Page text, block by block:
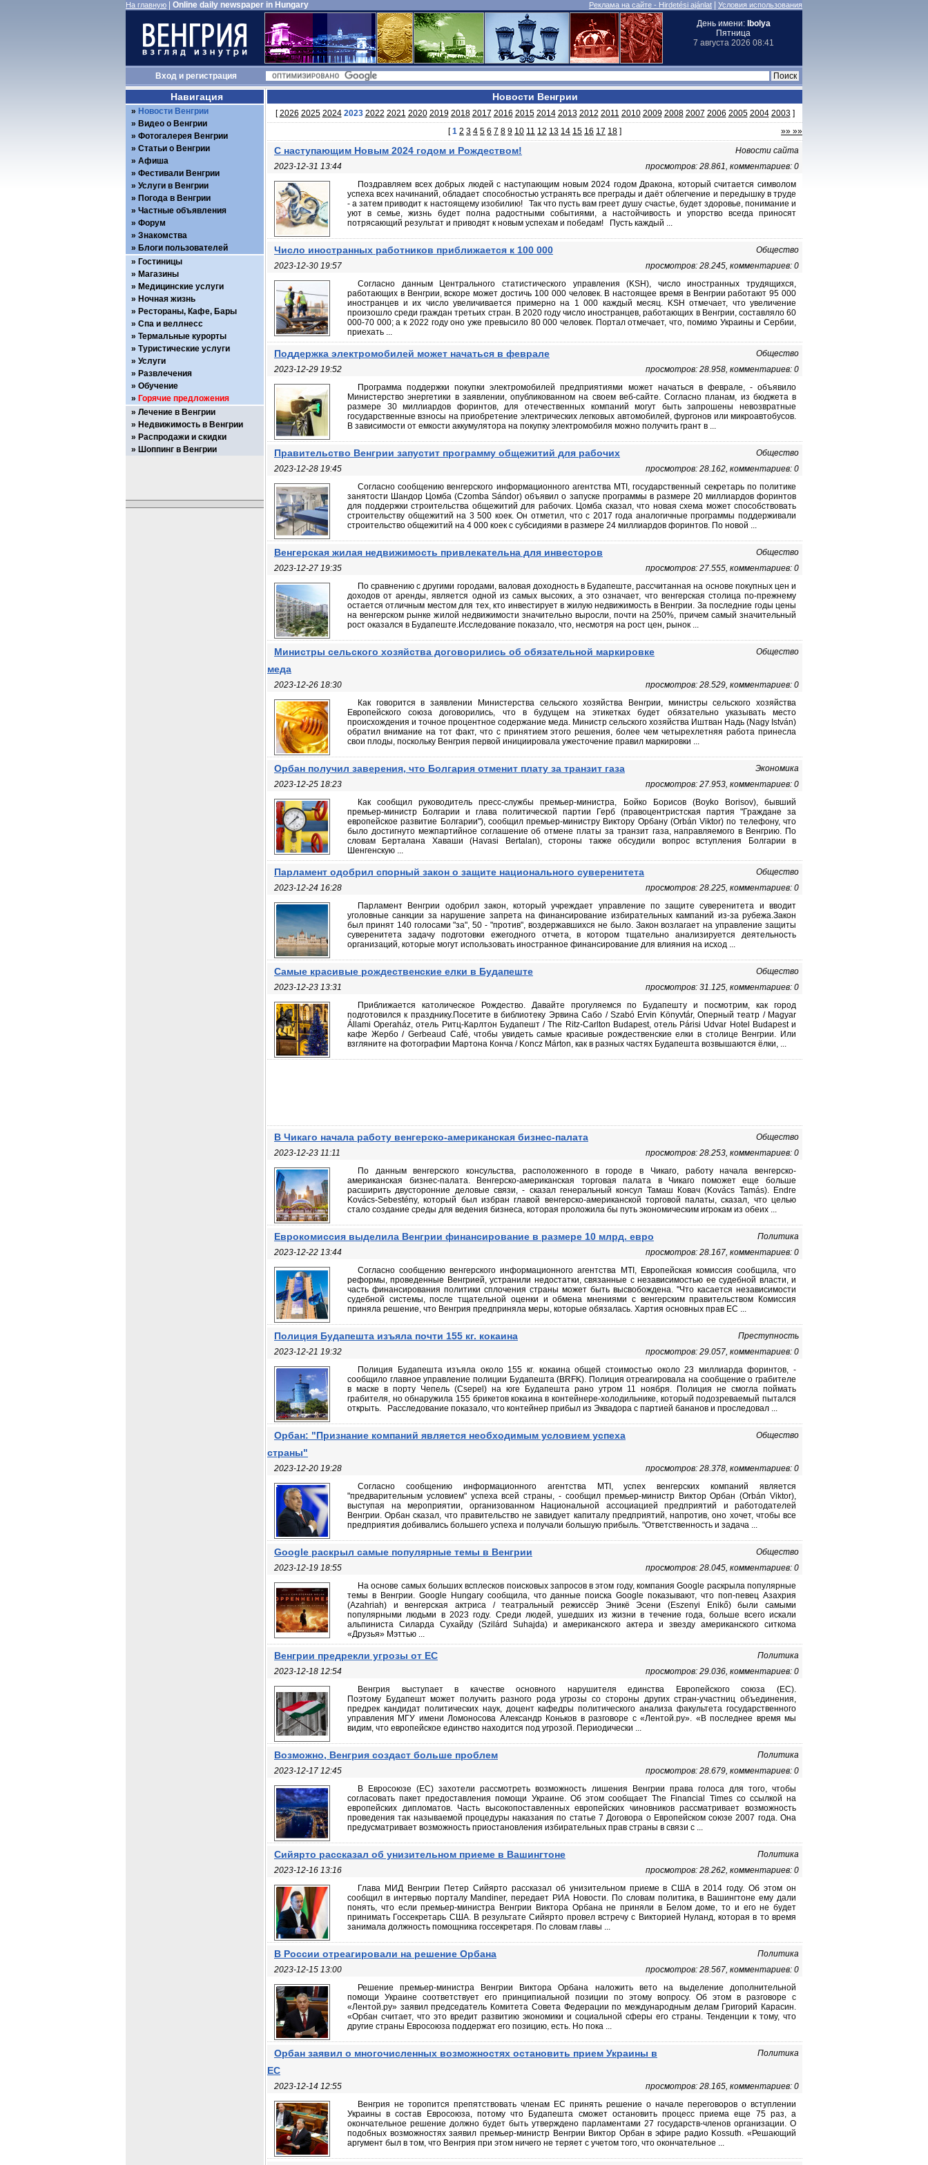
На главную Online daily newspaper in Hungary Реклама на сайте - Hirdetési ajánlat Условия использования
День имени: Ibolya
Пятница
7 августа 2026 08:41
Входи регистрация
Новости Венгрии
[2026 2025 2024 2023 2022 2021 2020 2019 2018 2017 2016 2015 2014 2013 2012 2011 2010 2009 2008 2007 2006 2005 2004 2003 ]
[1 2 3 4 5 6 7 8 9 10 11 12 13 14 15 16 17 18 ] »» »»
С наступающим Новым 2024 годом и Рождеством!
Новости сайта
2023-12-31 13:44
просмотров: 28.861, комментариев: 0
Поздравляем всех добрых людей с наступающим новым 2024 годом Дракона, который считается символом
успеха всех начинаний, обладает способностью устранять все преграды и даёт облегчение и передышку в труде
- а затем приводит к настоящему изобилию! Так что пусть вам греет душу счастье, будет здоровье, понимание и
уют в семье, жизнь будет полна радостными событиями, а настойчивость и упорство всегда приносят
потрясающий результат и приводят к новым успехам и победам! Пусть каждый ...
Число иностранных работников приближается к 100 000
Общество
2023-12-30 19:57
просмотров: 28.245, комментариев: 0
Согласно данным Центрального статистического управления (KSH), число иностранных трудящихся,
работающих в Венгрии, вскоре может достичь 100 000 человек. В настоящее время в Венгрии работают 95 000
иностранцев и их число увеличивается примерно на 1 000 каждый месяц. KSH отмечает, что увеличение
произошло среди граждан третьих стран. В 2020 году число иностранцев, работающих в Венгрии, составляло 60
000-70 000; а к 2022 году оно уже превысило 80 000 человек. Портал отмечает, что, помимо Украины и Сербии,
приехать ...
Поддержка электромобилей может начаться в феврале
Общество
2023-12-29 19:52
просмотров: 28.958, комментариев: 0
Программа поддержки покупки электромобилей предприятиями может начаться в феврале, - объявило
Министерство энергетики в заявлении, опубликованном на своем веб-сайте. Согласно планам, из бюджета в
размере 30 миллиардов форинтов, для отечественных компаний могут быть запрошены невозвратные
государственные взносы на приобретение электрических легковых автомобилей, фургонов или микроавтобусов.
В зависимости от емкости аккумулятора на покупку электромобиля можно получить грант в ...
Правительство Венгрии запустит программу общежитий для рабочих
Общество
2023-12-28 19:45
просмотров: 28.162, комментариев: 0
Согласно сообщению венгерского информационного агентства MTI, государственный секретарь по политике
занятости Шандор Цомба (Czomba Sándor) объявил о запуске программы в размере 20 миллиардов форинтов
для поддержки строительства общежитий для рабочих. Цомба сказал, что новая схема может способствовать
строительству общежитий на 3 500 коек. Он отметил, что с 2017 года аналогичные программы поддерживали
строительство общежитий на 4 000 коек с субсидиями в размере 24 миллиардов форинтов. По новой ...
Венгерская жилая недвижимость привлекательна для инвесторов
Общество
2023-12-27 19:35
просмотров: 27.555, комментариев: 0
По сравнению с другими городами, валовая доходность в Будапеште, рассчитанная на основе покупных цен и
доходов от аренды, является одной из самых высоких, а это означает, что венгерская столица по-прежнему
остается отличным местом для тех, кто инвестирует в жилую недвижимость в Венгрии. За последние годы цены
на венгерском рынке жилой недвижимости значительно выросли, почти на 250%, причем самый значительный
рост оказался в Будапеште.Исследование показало, что, несмотря на рост цен, рынок ...
Министры сельского хозяйства договорились об обязательной маркировке
меда
Общество
2023-12-26 18:30
просмотров: 28.529, комментариев: 0
Как говорится в заявлении Министерства сельского хозяйства Венгрии, министры сельского хозяйства
Европейского союза договорились, что в будущем на этикетках будет обязательно указывать место
происхождения и точное процентное содержание меда. Министр сельского хозяйства Иштван Надь (Nagy István)
обратил внимание на тот факт, что с принятием этого решения, более чем четырехлетняя работа принесла
свои плоды, поскольку Венгрия первой инициировала ужесточение правил маркировки ...
Орбан получил заверения, что Болгария отменит плату за транзит газа
Экономика
2023-12-25 18:23
просмотров: 27.953, комментариев: 0
Как сообщил руководитель пресс-службы премьер-министра, Бойко Борисов (Boyko Borisov), бывший
премьер-министр Болгарии и глава политической партии Герб (правоцентристская партия "Граждане за
европейское развитие Болгарии"), сообщил премьер-министру Виктору Орбану (Orbán Viktor) по телефону, что
было достигнуто межпартийное соглашение об отмене платы за транзит газа, направляемого в Венгрию. По
словам Берталана Хаваши (Havasi Bertalan), стороны также обсудили вопрос вступления Болгарии в
Шенгенскую ...
Парламент одобрил спорный закон о защите национального суверенитета
Общество
2023-12-24 16:28
просмотров: 28.225, комментариев: 0
Парламент Венгрии одобрил закон, который учреждает управление по защите суверенитета и вводит
уголовные санкции за нарушение запрета на финансирование избирательных кампаний из-за рубежа.Закон
был принят 140 голосами "за", 50 - "против", воздержавшихся не было. Закон возлагает на управление защиты
суверенитета задачу подготовки ежегодного отчета, в котором тщательно анализируется деятельность
организаций, которые могут использовать иностранное финансирование для влияния на исход ...
Cамые красивые рождественские елки в Будапеште
Общество
2023-12-23 13:31
просмотров: 31.125, комментариев: 0
Приближается католическое Рождество. Давайте прогуляемся по Будапешту и посмотрим, как город
подготовился к празднику.Посетите в библиотеку Эрвина Сабо / Szabó Ervin Könyvtár, Оперный театр / Magyar
Állami Operaház, отель Ритц-Карлтон Будапешт / The Ritz-Carlton Budapest, отель Párisi Udvar Hotel Budapest и
кафе Жербо / Gerbeaud Café, чтобы увидеть самые красивые рождественские елки в столице Венгрии. Или
взгляните на фотографии Мартона Конча / Koncz Márton, как в разных частях Будапешта возвышаются ёлки, ...
В Чикаго начала работу венгерско-американская бизнес-палата
Общество
2023-12-23 11:11
просмотров: 28.253, комментариев: 0
По данным венгерского консульства, расположенного в городе в Чикаго, работу начала венгерско-
американская бизнес-палата. Венгерско-американская торговая палата в Чикаго поможет еще больше
расширить двусторонние деловые связи, - сказал генеральный консул Тамаш Ковач (Kovács Tamás). Endre
Kovács-Sebestény, который был избран главой венгерско-американской торговой палаты, сказал, что целью
стало создание среды для ведения бизнеса, которая проложила бы путь экономическим игрокам из обеих ...
Еврокомиссия выделила Венгрии финансирование в размере 10 млрд. евро
Политика
2023-12-22 13:44
просмотров: 28.167, комментариев: 0
Согласно сообщению венгерского информационного агентства MTI, Европейская комиссия сообщила, что
реформы, проведенные Венгрией, устранили недостатки, связанные с независимостью ее судебной власти, и
часть финансирования политики сплочения страны может быть высвобождена. "Что касается независимости
судебной системы, после тщательной оценки и обмена мнениями с венгерским правительством Комиссия
приняла решение, что Венгрия предприняла меры, которые обязалась. Хартия основных прав ЕС ...
Полиция Будапешта изъяла почти 155 кг. кокаина
Преступность
2023-12-21 19:32
просмотров: 29.057, комментариев: 0
Полиция Будапешта изъяла около 155 кг. кокаина общей стоимостью около 23 миллиарда форинтов, -
сообщило главное управление полиции Будапешта (BRFK). Полиция отреагировала на сообщение о грабителе
в маске в порту Чепель (Csepel) на юге Будапешта рано утром 11 ноября. Полиция не смогла поймать
грабителя, но обнаружила 155 брикетов кокаина в контейнере-холодильнике, который подозреваемый пытался
открыть. Расследование показало, что контейнер прибыл из Эквадора с партией бананов и проследовал ...
Орбан: "Признание компаний является необходимым условием успеха
страны"
Общество
2023-12-20 19:28
просмотров: 28.378, комментариев: 0
Согласно сообщению информационного агентства MTI, успех венгерских компаний является
"предварительным условием" успеха всей страны, - сообщил премьер-министр Виктор Орбан (Orbán Viktor),
выступая на мероприятии, организованном Национальной ассоциацией предприятий и работодателей
Венгрии. Орбан сказал, что правительство не завидует капиталу предприятий, напротив, оно хочет, чтобы все
предприятия добивались большего успеха и получали большую прибыль. "Ответственность и задача ...
Google раскрыл самые популярные темы в Венгрии
Общество
2023-12-19 18:55
просмотров: 28.045, комментариев: 0
На основе самых больших всплесков поисковых запросов в этом году, компания Google раскрыла популярные
темы в Венгрии. Google Hungary сообщила, что данные поиска Google показывают, что поп-певец Азахрия
(Azahriah) и венгерская актриса / театральный режиссёр Эникё Эсени (Eszenyi Enikő) были самыми
популярными людьми в 2023 году. Среди людей, ушедших из жизни в течение года, больше всего искали
альпиниста Силарда Сухайду (Szilárd Suhajda) и американского актера и звезду американского ситкома
«Друзья» Мэттью ...
Венгрии предрекли угрозы от ЕС
Политика
2023-12-18 12:54
просмотров: 29.036, комментариев: 0
Венгрия выступает в качестве основного нарушителя единства Европейского союза (ЕС).
Поэтому Будапешт может получить разного рода угрозы со стороны других стран-участниц объединения,
предрек кандидат политических наук, доцент кафедры политического анализа факультета государственного
управления МГУ имени Ломоносова Александр Коньков в разговоре с «Лентой.ру». «В последнее время мы
видим, что европейское единство находится под угрозой. Периодически ...
Возможно, Венгрия создаст больше проблем
Политика
2023-12-17 12:45
просмотров: 28.679, комментариев: 0
В Евросоюзе (ЕС) захотели рассмотреть возможность лишения Венгрии права голоса для того, чтобы
согласовать пакет предоставления помощи Украине. Об этом сообщает The Financial Times со ссылкой на
европейских дипломатов. Часть высокопоставленных европейских чиновников рассматривает возможность
проведения так называемой процедуры наказания по статье 7 Договора о Европейском союзе 2007 года. Она
предусматривает возможность приостановления избирательных прав страны в связи с ...
Сийярто рассказал об унизительном приеме в Вашингтоне
Политика
2023-12-16 13:16
просмотров: 28.262, комментариев: 0
Глава МИД Венгрии Петер Сийярто рассказал об унизительном приеме в США в 2014 году. Об этом он
сообщил в интервью порталу Mandiner, передает РИА Новости. По словам политика, в Вашингтоне ему дали
понять, что если премьер-министра Венгрии Виктора Орбана не приняли в Белом доме, то и его не будет
принимать Госсекретарь США. В результате Сийярто провел встречу с Викторией Нуланд, которая в то время
занимала должность помощника госсекретаря. По словам главы ...
В России отреагировали на решение Орбана
Политика
2023-12-15 13:00
просмотров: 28.567, комментариев: 0
Решение премьер-министра Венгрии Виктора Орбана наложить вето на выделение дополнительной
помощи Украине соответствует его принципиальной позиции по этому вопросу. Об этом в разговоре с
«Лентой.ру» заявил председатель Комитета Совета Федерации по международным делам Григорий Карасин.
«Орбан считает, что это вредит развитию экономики и социальной сферы его страны. Тенденции к тому, что
другие страны Евросоюза поддержат его позицию, есть. Но пока ...
Орбан заявил о многочисленных возможностях остановить прием Украины в
ЕС
Политика
2023-12-14 12:55
просмотров: 28.165, комментариев: 0
Венгрия не торопится препятствовать членам ЕС принять решение о начале переговоров о вступлении
Украины в состав Евросоюза, потому что Будапешта сможет остановить процесс приема еще 75 раз, а
окончательное решение должно будет быть утверждено парламентами 27 государств-членов организации. О
подобных возможностях заявил премьер-министр Венгрии Виктор Орбан в эфире радио Kossuth. «Решающий
аргумент был в том, что Венгрия при этом ничего не теряет с учетом того, что окончательное ...
Навигация
Новости Венгрии
Видео о Венгрии
Фотогалерея Венгрии
Статьи о Венгрии
Афиша
Фестивали Венгрии
Услуги в Венгрии
Погода в Венгрии
Частные объявления
Форум
Знакомства
Блоги пользователей
Гостиницы
Магазины
Медицинские услуги
Ночная жизнь
Рестораны, Кафе, Бары
Спа и веллнесс
Термальные курорты
Туристические услуги
Услуги
Развлечения
Обучение
Горячие предложения
Лечение в Венгрии
Недвижимость в Венгрии
Распродажи и скидки
Шоппинг в Венгрии